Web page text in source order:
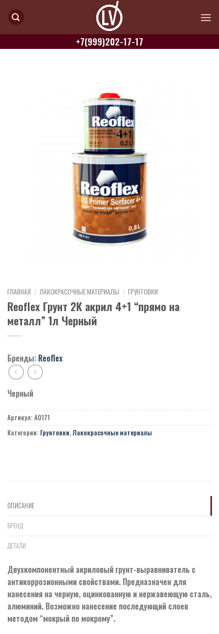
+7(999)202-17-17
ГЛАВНАЯ / ЛАКОКРАСОЧНЫЕ МАТЕРИАЛЫ / ГРУНТОВКИ
Reoflex Грунт 2К акрил 4+1 “прямо на
металл” 1л Черный
Бренды: Reoflex
Черный
Артикул: A0171
Категории: Грунтовки,Лакокрасочные материалы
ОПИСАНИЕ
БРЕНД
ДЕТАЛИ
Двухкомпонентный акриловый грунт-выравниватель с
антикоррозионными свойствами. Предназначен для
нанесения на черную, оцинкованную и нержавеющую сталь,
алюминий. Возможно нанесение последующий слоев
методом “мокрый по мокрому”.